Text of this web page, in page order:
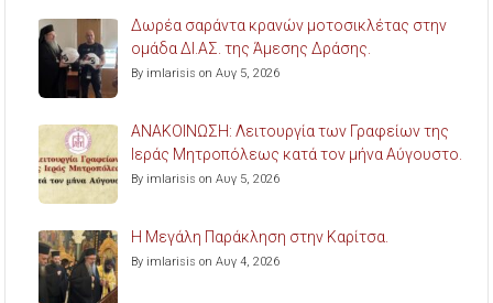
Δωρέα σαράντα κρανών μοτοσικλέτας στην
ομάδα ΔΙ.ΑΣ. της Άμεσης Δράσης.
By imlarisis on Αυγ 5, 2026
ΑΝΑΚΟΙΝΩΣΗ: Λειτουργία των Γραφείων της
Ιεράς Μητροπόλεως κατά τον μήνα Αύγουστο.
By imlarisis on Αυγ 5, 2026
Η Μεγάλη Παράκληση στην Καρίτσα.
By imlarisis on Αυγ 4, 2026